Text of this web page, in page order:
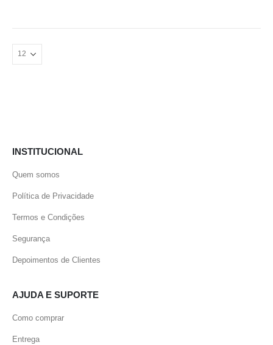
INSTITUCIONAL
Quem somos
Política de Privacidade
Termos e Condições
Segurança
Depoimentos de Clientes
AJUDA E SUPORTE
Como comprar
Entrega